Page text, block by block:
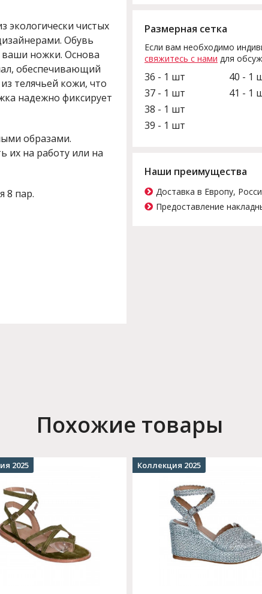
экологически чистых
Обувь
ваши ножки. Основа
обеспечивающий
телячьей кожи, что
надежно фиксирует
образами.
их на работу или на
8 пар.
Размерная сетка
Если вам необходимо
свяжитесь с нами для
36 - 1 шт
37 - 1 шт
38 - 1 шт
39 - 1 шт
40 - 1
41 - 1
Наши преимущества
Доставка в Европу,
Предоставление
Похожие товары
2025 Коллекция 2025